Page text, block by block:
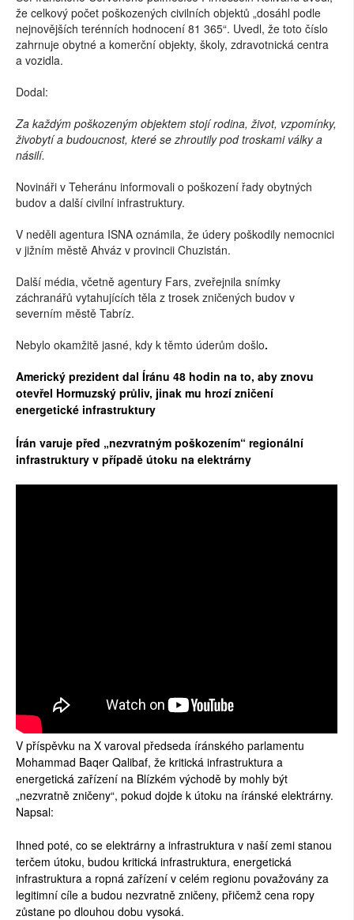
že celkový počet poškozených civilních objektů „dosáhl podle
nejnovějších terénních hodnocení 81 365“. Uvedl, že toto číslo
zahrnuje obytné a komerční objekty, školy, zdravotnická centra
a vozidla.
Dodal:
Za každým poškozeným objektem stojí rodina, život, vzpomínky,
živobytí a budoucnost, které se zhroutily pod troskami války a
násilí.
Novináři v Teheránu informovali o poškození řady obytných
budov a další civilní infrastruktury.
V neděli agentura ISNA oznámila, že údery poškodily nemocnici
v jižním městě Ahváz v provincii Chuzistán.
Další média, včetně agentury Fars, zveřejnila snímky
záchranářů vytahujících těla z trosek zničených budov v
severním městě Tabríz.
Nebylo okamžitě jasné, kdy k těmto úderům došlo.
Americký prezident dal Íránu 48 hodin na to, aby znovu
otevřel Hormuzský průliv, jinak mu hrozí zničení
energetické infrastruktury
Írán varuje před „nezvratným poškozením“ regionální
infrastruktury v případě útoku na elektrárny
V příspěvku na X varoval předseda íránského parlamentu
Mohammad Baqer Qalibaf, že kritická infrastruktura a
energetická zařízení na Blízkém východě by mohly být
„nezvratně zničeny“, pokud dojde k útoku na íránské elektrárny.
Napsal:
Ihned poté, co se elektrárny a infrastruktura v naší zemi stanou
terčem útoku, budou kritická infrastruktura, energetická
infrastruktura a ropná zařízení v celém regionu považovány za
legitimní cíle a budou nezvratně zničeny, přičemž cena ropy
zůstane po dlouhou dobu vysoká.